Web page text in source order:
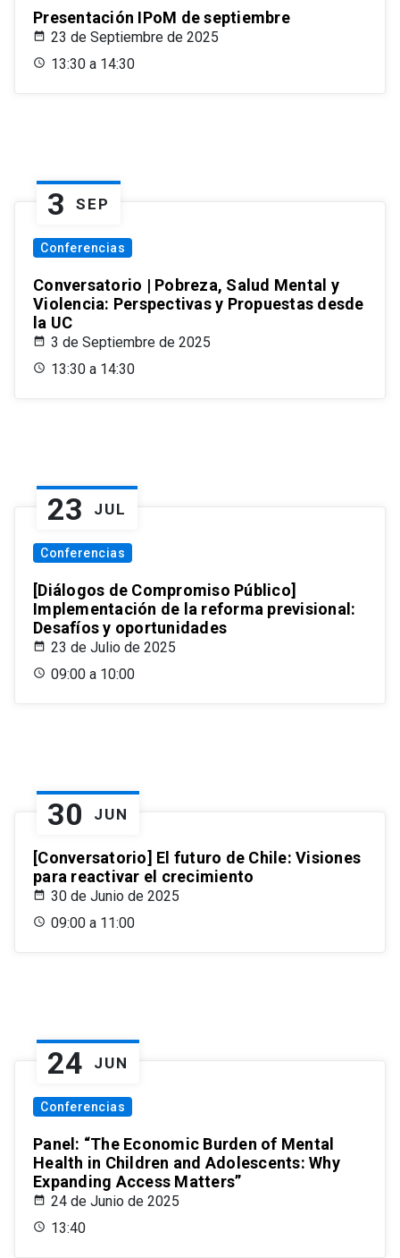
Presentación IPoM de septiembre
23 de Septiembre de 2025
13:30 a 14:30
3 SEP
Conferencias
Conversatorio | Pobreza, Salud Mental y
Violencia: Perspectivas y Propuestas desde
la UC
3 de Septiembre de 2025
13:30 a 14:30
23 JUL
Conferencias
[Diálogos de Compromiso Público]
Implementación de la reforma previsional:
Desafíos y oportunidades
23 de Julio de 2025
09:00 a 10:00
30 JUN
[Conversatorio] El futuro de Chile: Visiones
para reactivar el crecimiento
30 de Junio de 2025
09:00 a 11:00
24 JUN
Conferencias
Panel: “The Economic Burden of Mental
Health in Children and Adolescents: Why
Expanding Access Matters”
24 de Junio de 2025
13:40